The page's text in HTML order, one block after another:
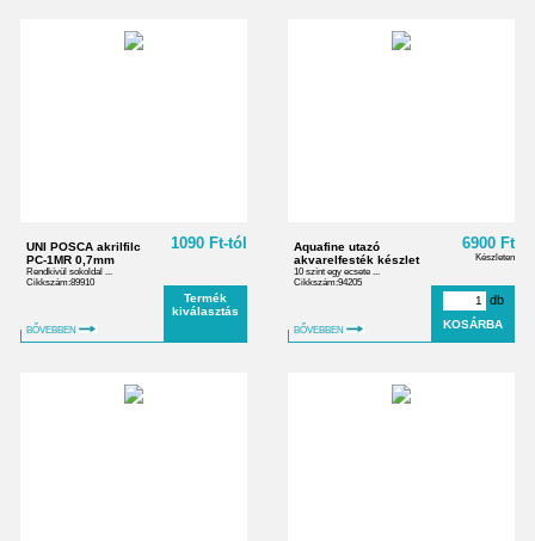
UNI POSCA akrilfilc
PC-1MR 0,7mm
Rendkívül sokoldal ...
Cikkszám:89910
BŐVEBBEN
1090 Ft-tól
Termék
kiválasztás
Aquafine utazó
akvarelfesték készlet
10 színt egy ecsete ...
Cikkszám:94205
BŐVEBBEN
6900 Ft
Készleten
db